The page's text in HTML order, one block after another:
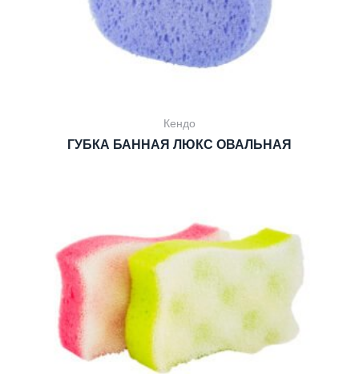
Кендо
ГУБКА БАННАЯ ЛЮКС ОВАЛЬНАЯ